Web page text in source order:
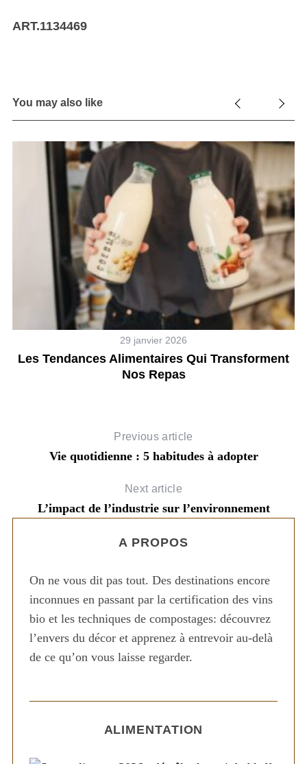
ART.1134469
You may also like
29 janvier 2026
Les Tendances Alimentaires Qui Transforment
Nos Repas
Previous article
Vie quotidienne : 5 habitudes à adopter
Next article
L’impact de l’industrie sur l’environnement
A PROPOS
On ne vous dit pas tout. Des destinations encore
inconnues en passant par la certification des vins
bio et les techniques de compostages: découvrez
l’envers du décor et apprenez à entrevoir au-delà
de ce qu’on vous laisse regarder.
ALIMENTATION